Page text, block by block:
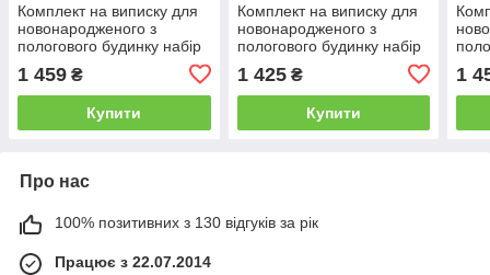
Комплект на виписку для
новонародженого з
пологового будинку набір
голубий
1 459 ₴
Купити
Комплект на виписку для
новонародженого з
пологового будинку набір
рожевий
1 425₴
Купити
1
Про нас
100% позитивних з 130 відгуків за рік
Працює з 22.07.2014